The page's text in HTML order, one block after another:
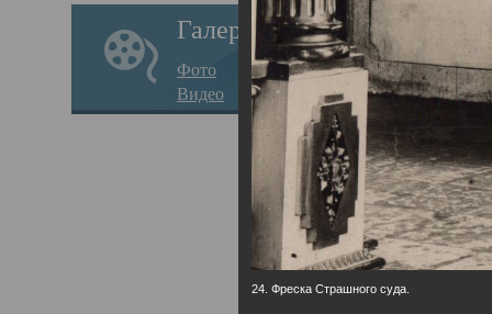
Галерея
Фото
Видео
24. Фреска Страшного суда.